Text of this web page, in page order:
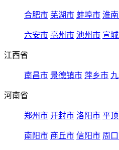
合肥市 芜湖市 蚌埠市 淮
六安市 亳州市 池州市 宣
江西省
南昌市 景德镇市 萍乡市
河南省
郑州市 开封市 洛阳市 平
南阳市 商丘市 信阳市 周